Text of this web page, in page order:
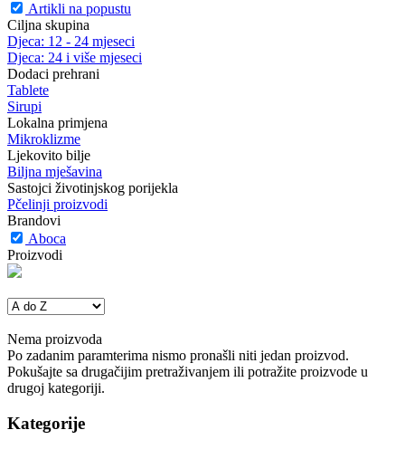
Artikli na popustu
Ciljna skupina
Djeca: 12 - 24 mjeseci
Djeca: 24 i više mjeseci
Dodaci prehrani
Tablete
Sirupi
Lokalna primjena
Mikroklizme
Ljekovito bilje
Biljna mješavina
Sastojci životinjskog porijekla
Pčelinji proizvodi
Brandovi
Aboca
Proizvodi
Nema proizvoda
Po zadanim paramterima nismo pronašli niti jedan proizvod.
Pokušajte sa drugačijim pretraživanjem ili potražite proizvode u
drugoj kategoriji.
Kategorije